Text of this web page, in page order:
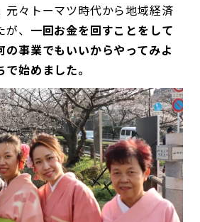
元々トーマツ時代から地域経済
、 一回お金を回すことをして
の事業でもいいからやってみよ
始めました。